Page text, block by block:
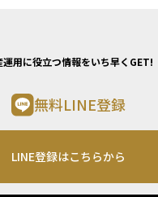
運用に役立つ情報をいち早くGET!
無料LINE登録
LINE登録はこちらから